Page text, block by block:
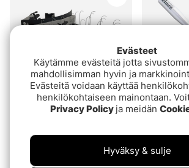
Easy Shrimp Eyes Line
Patriot
Evästeet
Käytämme evästeitä jotta
mahdollisimman hyvin ja
Evästeitä voidaan käyttää
henkilökohtaiseen mainontaan.
Privacy Policy ja meidän
Hyväksy & sulje